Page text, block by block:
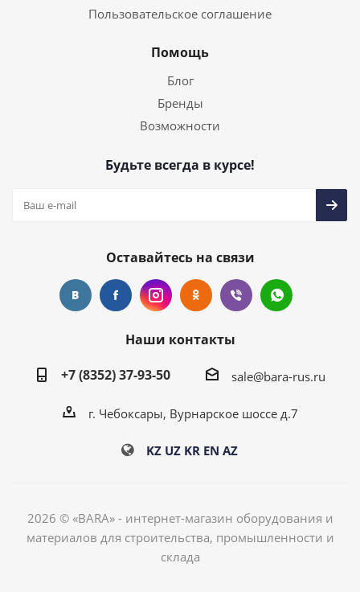
Пользовательское соглашение
Помощь
Блог
Бренды
Возможности
Будьте всегда в курсе!
Оставайтесь на связи
Наши контакты
+7 (8352) 37-93-50
sale@bara-rus.ru
г. Чебоксары, Вурнарское шоссе д.7
KZ UZ KR EN AZ
2026 © «BARA» - интернет-магазин оборудования и
материалов для строительства, промышленности и
склада